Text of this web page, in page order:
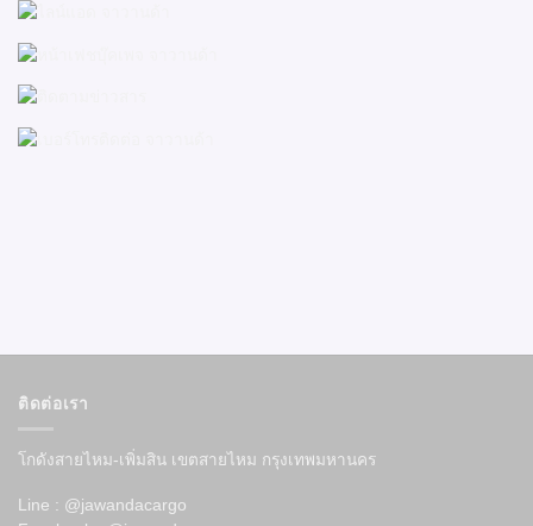
ติดต่อเรา
โกดังสายไหม-เพิ่มสิน เขตสายไหม กรุงเทพมหานคร
Line : @jawandacargo